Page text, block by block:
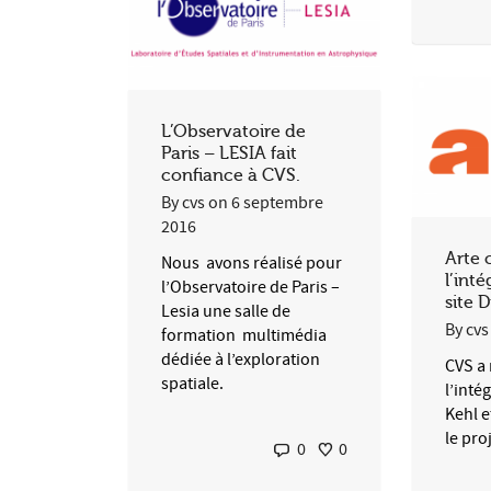
L’Observatoire de
Paris – LESIA fait
confiance à CVS.
Bycvson 6 septembre
2016
Nous avons réalisé pour
l’Observatoire de Paris –
Lesia une salle de
formation multimédia
dédiée à l’exploration
spatiale.
0 0
Arte
site
Bycvs
CVS
Kehl
le